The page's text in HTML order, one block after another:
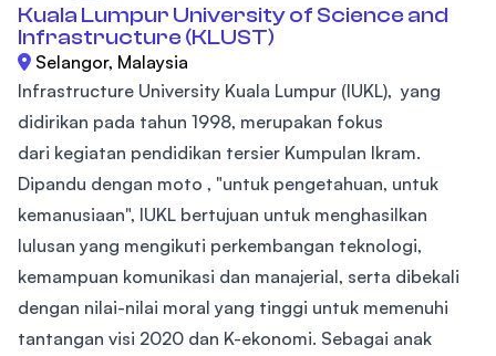
Kuala Lumpur University of Science and
Infrastructure (KLUST)
Selangor, Malaysia
Infrastructure University Kuala Lumpur (IUKL), yang
didirikan pada tahun 1998, merupakan fokus
dari kegiatan pendidikan tersier Kumpulan Ikram.
Dipandu dengan moto , "untuk pengetahuan, untuk
kemanusiaan", IUKL bertujuan untuk menghasilkan
lulusan yang mengikuti perkembangan teknologi,
kemampuan komunikasi dan manajerial, serta dibekali
dengan nilai-nilai moral yang tinggi untuk memenuhi
tantangan visi 2020 dan K-ekonomi. Sebagai anak